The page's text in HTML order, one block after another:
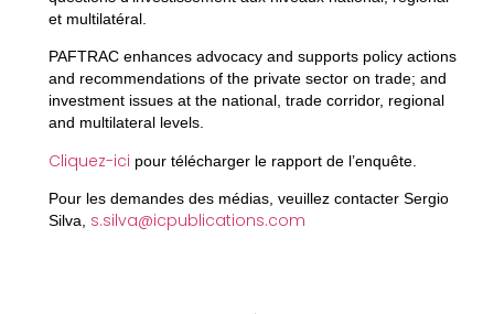
et multilatéral.
PAFTRAC enhances advocacy and supports policy actions
and recommendations of the private sector on trade; and
investment issues at the national, trade corridor, regional
and multilateral levels.
Cliquez-ici pour télécharger le rapport de l’enquête.
Pour les demandes des médias, veuillez contacter Sergio
Silva, s.silva@icpublications.com